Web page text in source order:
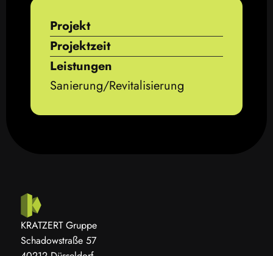
Projekt
Projektzeit
Leistungen
Sanierung/Revitalisierung
KRATZERT Gruppe
Schadowstraße 57